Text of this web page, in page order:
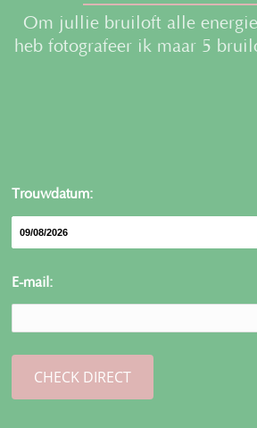
Om jullie bruiloft alle
heb fotografeer ik maar 5
Trouwdatum:
E-mail: